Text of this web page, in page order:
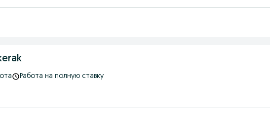
Работа на полную ставку